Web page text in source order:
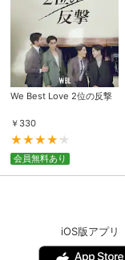
We Best Love 2位の反撃
￥ 330
会員無料あり
iOS版アプリ